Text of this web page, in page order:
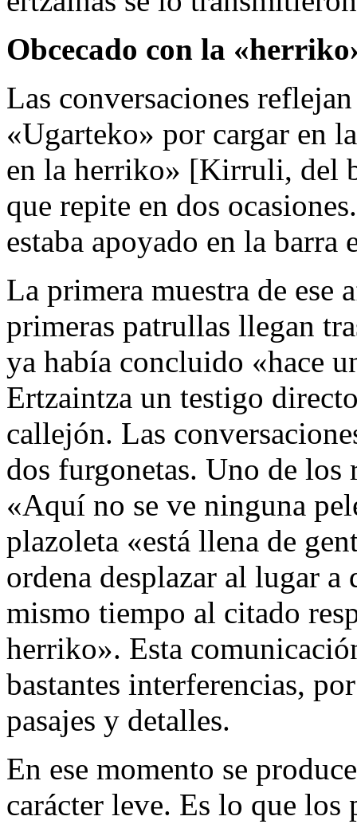
Obcecado con la
Las conversaciones
«Ugarteko» por cargar en
en la herriko» [Kirruli, del
que repite en dos
estaba apoyado en la
La primera muestra de ese
primeras patrullas llegan
ya había concluido «hace
Ertzaintza un testigo
callejón. Las
dos furgonetas. Uno de los
«Aquí no se ve ninguna
plazoleta «está llena de
ordena desplazar al lugar
mismo tiempo al citado
herriko». Esta
bastantes interferencias,
pasajes y detalles.
En ese momento se
carácter leve. Es lo que los